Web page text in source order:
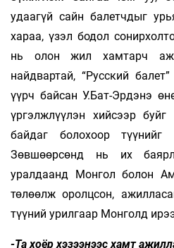
удаагүй сайн балетчдыг
хараа, үзэл бодол
нь олон жил хамтарч
найдвартай, “Русский
үүрч байсан У.Бат-Эрдэнэ
үргэлжлүүлэн хийсээр
байдаг болохоор
Зөвшөөрсөнд нь их
уралдаанд Монгол болон
төлөөлж оролцсон,
түүний урилгаар Монголд
-Та хоёр хэзээнээс хамт